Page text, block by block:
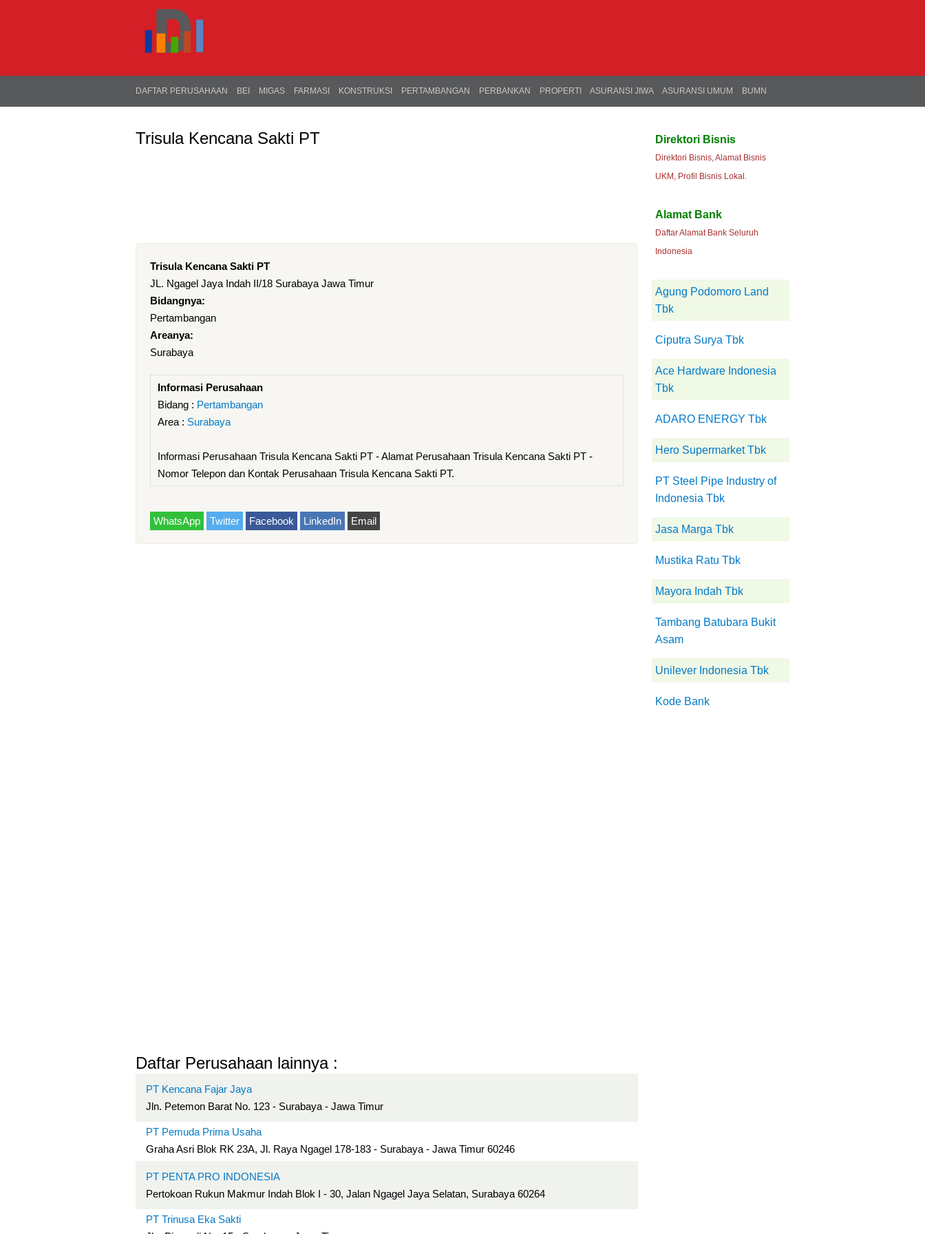
DAFTAR PERUSAHAAN BEI MIGAS FARMASI KONSTRUKSI PERTAMBANGAN PERBANKAN PROPERTI ASURANSI JIWA ASURANSI UMUM BUMN
Trisula Kencana Sakti PT
Trisula Kencana Sakti PT
JL. Ngagel Jaya Indah II/18 Surabaya Jawa Timur
Bidangnya:
Pertambangan
Areanya:
Surabaya
Informasi Perusahaan
Bidang : Pertambangan
Area : Surabaya
Informasi Perusahaan Trisula Kencana Sakti PT - Alamat Perusahaan Trisula Kencana Sakti PT -
Nomor Telepon dan Kontak Perusahaan Trisula Kencana Sakti PT.
WhatsApp Twitter Facebook LinkedIn Email
Daftar Perusahaan lainnya :
PT Kencana Fajar Jaya
Jln. Petemon Barat No. 123 - Surabaya - Jawa Timur
PT Pemuda Prima Usaha
Graha Asri Blok RK 23A, Jl. Raya Ngagel 178-183 - Surabaya - Jawa Timur 60246
PT PENTA PRO INDONESIA
Pertokoan Rukun Makmur Indah Blok I - 30, Jalan Ngagel Jaya Selatan, Surabaya 60264
PT Trinusa Eka Sakti
Direktori Bisnis
Direktori Bisnis, Alamat Bisnis
UKM, Profil Bisnis Lokal.
Alamat Bank
Daftar Alamat Bank Seluruh
Indonesia
Agung Podomoro Land
Tbk
Ciputra Surya Tbk
Ace Hardware Indonesia
Tbk
ADARO ENERGY Tbk
Hero Supermarket Tbk
PT Steel Pipe Industry of
Indonesia Tbk
Jasa Marga Tbk
Mustika Ratu Tbk
Mayora Indah Tbk
Tambang Batubara Bukit
Asam
Unilever Indonesia Tbk
Kode Bank